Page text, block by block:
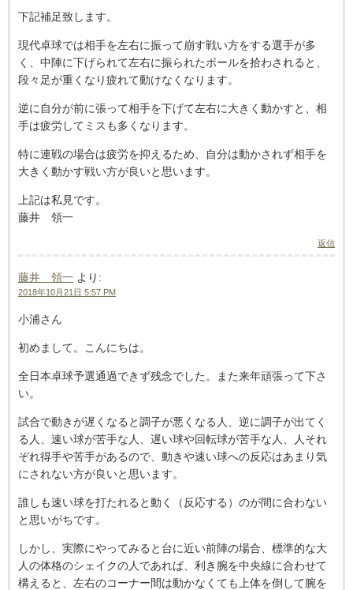
下記補足致します。
現代卓球では相手を左右に振って崩す戦い方をする選手が多
く、中陣に下げられて左右に振られたボールを拾わされると、
段々足が重くなり疲れて動けなくなります。
逆に自分が前に張って相手を下げて左右に大きく動かすと、相
手は疲労してミスも多くなります。
特に連戦の場合は疲労を抑えるため、自分は動かされず相手を
大きく動かす戦い方が良いと思います。
上記は私見です。
藤井 領一
返信
藤井 領一 より:
2018年10月21日 5:57 PM
小浦さん
初めまして。こんにちは。
全日本卓球予選通過できず残念でした。また来年頑張って下さ
い。
試合で動きが遅くなると調子が悪くなる人、逆に調子が出てく
る人、速い球が苦手な人、遅い球や回転球が苦手な人、人それ
ぞれ得手や苦手があるので、動きや速い球への反応はあまり気
にされない方が良いと思います。
誰しも速い球を打たれると動く（反応する）のが間に合わない
と思いがちです。
しかし、実際にやってみると台に近い前陣の場合、標準的な大
人の体格のシェイクの人であれば、利き腕を中央線に合わせて
構えると、左右のコーナー間は動かなくても上体を倒して腕を